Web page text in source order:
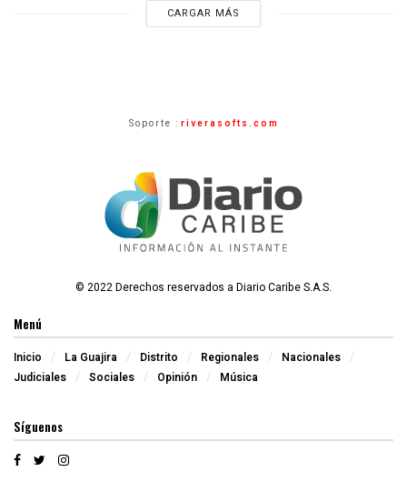
CARGAR MÁS
Soporte : riverasofts.com
© 2022 Derechos reservados a Diario Caribe S.A.S.
Menú
Inicio La Guajira Distrito Regionales
Nacionales
Judiciales
Sociales Opinión Música
Síguenos